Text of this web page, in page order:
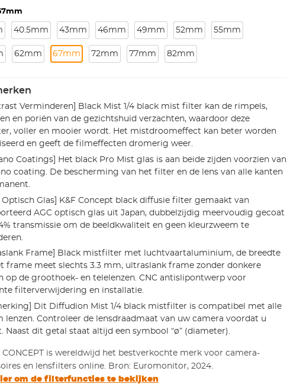
40.5mm 43mm 46mm 49mm 52mm 55mm
62mm 67mm 72mm 77mm 82mm
Verminderen] Black Mist 1/4 black mist filter kan de rimpels,
en poriën van de gezichtshuid verzachten, waardoor deze
voller en mooier wordt. Het mistdroomeffect kan beter worden
en geeft de filmeffecten dromerig weer.
Coatings] Het black Pro Mist glas is aan beide zijden voorzien van
coating. De bescherming van het filter en de lens van alle kanten
Optisch Glas] K&F Concept black diffusie filter gemaakt van
AGC optisch glas uit Japan, dubbelzijdig meervoudig gecoat
transmissie om de beeldkwaliteit en geen kleurzweem te
Frame] Black mistfilter met luchtvaartaluminium, de breedte
frame meet slechts 3.3 mm, ultraslank frame zonder donkere
op de groothoek- en telelenzen. CNC antislipontwerp voor
filterverwijdering en installatie.
Dit Diffudion Mist 1/4 black mistfilter is compatibel met alle
lenzen. Controleer de lensdraadmaat van uw camera voordat u
Naast dit getal staat altijd een symbool “ø” (diameter).
CONCEPT is wereldwijd het bestverkochte merk voor camera-
en lensfilters online. Bron: Euromonitor, 2024.
om de filterfuncties te bekijken